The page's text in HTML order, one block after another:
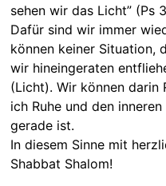
sehen wir das Licht” (Ps
Dafür sind wir immer
können keiner Situation,
wir hineingeraten
(Licht). Wir können darin
ich Ruhe und den
gerade ist.
In diesem Sinne mit
Shabbat Shalom!